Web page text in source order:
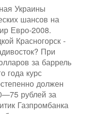
Украины
шансов на
Евро-2008.
Красногорск -
При
за баррель
года курс
должен
рублей за
Газпромбанка